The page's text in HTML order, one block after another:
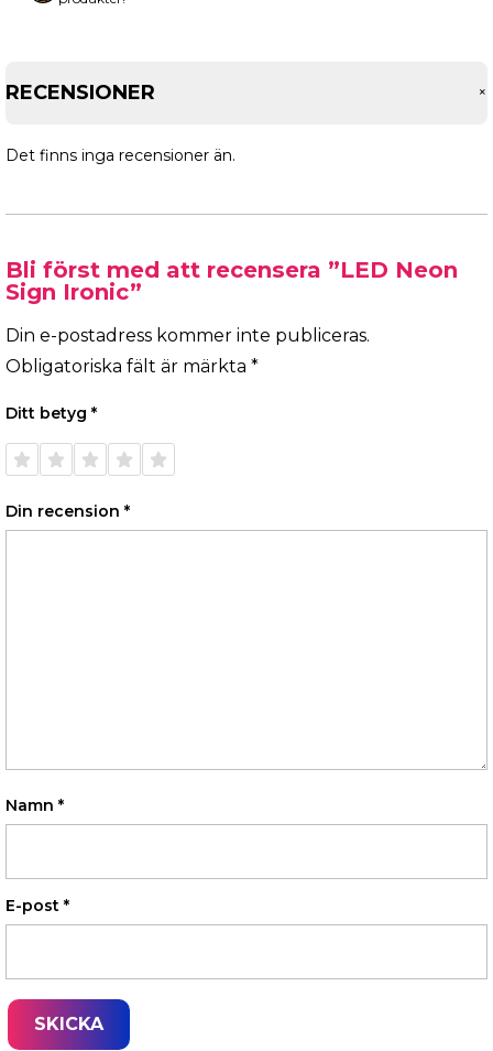
RECENSIONER +
Det finns inga recensioner än.
Bli först med att recensera ”LED Neon
Sign Ironic”
Din e-postadress kommer inte publiceras.
Obligatoriska fält är märkta *
Ditt betyg *
1 av 5
stjärnor
2 av 5
stjärnor
3 av 5
stjärnor
4 av 5
stjärnor
5 av 5
stjärnor
Din recension *
Namn *
E-post *